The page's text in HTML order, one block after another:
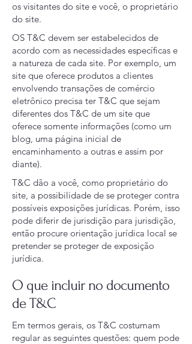
os visitantes do site e você, o proprietário
do site.
OS T&C devem ser estabelecidos de
acordo com as necessidades específicas e
a natureza de cada site. Por exemplo, um
site que oferece produtos a clientes
envolvendo transações de comércio
eletrônico precisa ter T&C que sejam
diferentes dos T&C de um site que
oferece somente informações (como um
blog, uma página inicial de
encaminhamento a outras e assim por
diante).
T&C dão a você, como proprietário do
site, a possibilidade de se proteger contra
possíveis exposições jurídicas. Porém, isso
pode diferir de jurisdição para jurisdição,
então procure orientação jurídica local se
pretender se proteger de exposição
jurídica.
O que incluir no documento
de T&C
Em termos gerais, os T&C costumam
regular as seguintes questões: quem pode